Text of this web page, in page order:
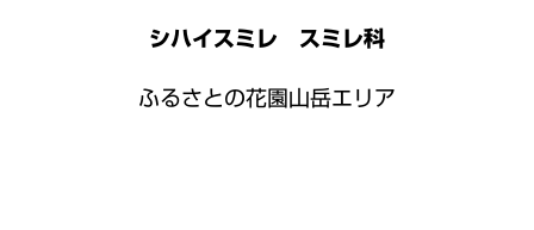
シハイスミレ スミレ科
ふるさとの花園山岳エリア